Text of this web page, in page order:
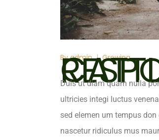
By admin Growing
CATTLE
Duis ut diam quam nulla
ultricies integi luctus
sed elemen um tempus
nascetur ridiculus mus